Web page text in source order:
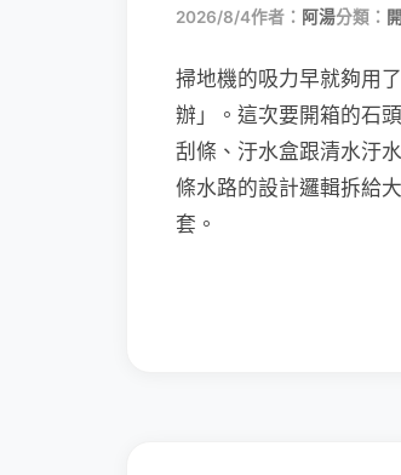
2026/8/4作者： 阿湯分類：
掃地機的吸力早就夠用
辦」。這次要開箱的石
刮條、汙水盒跟清水汙
條水路的設計邏輯拆給
套。